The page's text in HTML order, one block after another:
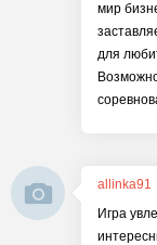
мир
для
allinka91
Игра